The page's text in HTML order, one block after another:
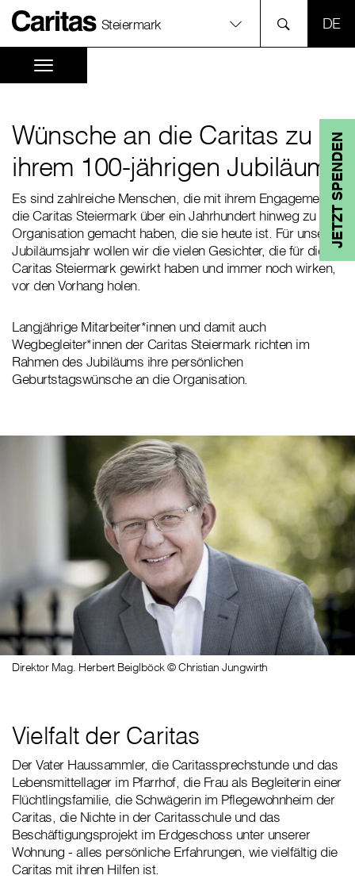
Steiermark
JETZT SPENDEN
Wünsche an die Caritas zu
ihrem 100-jährigen Jubiläum
Es sind zahlreiche Menschen, die mit ihrem Engagement
die Caritas Steiermark über ein Jahrhundert hinweg zu der
Organisation gemacht haben, die sie heute ist. Für unser
Jubiläumsjahr wollen wir die vielen Gesichter, die für die
Caritas Steiermark gewirkt haben und immer noch wirken,
vor den Vorhang holen.
Langjährige Mitarbeiter*innen und damit auch
Wegbegleiter*innen der Caritas Steiermark richten im
Rahmen des Jubiläums ihre persönlichen
Geburtstagswünsche an die Organisation.
Direktor Mag. Herbert Beiglböck © Christian Jungwirth
Vielfalt der Caritas
Der Vater Haussammler, die Caritassprechstunde und das
Lebensmittellager im Pfarrhof, die Frau als Begleiterin einer
Flüchtlingsfamilie, die Schwägerin im Pflegewohnheim der
Caritas, die Nichte in der Caritasschule und das
Beschäftigungsprojekt im Erdgeschoss unter unserer
Wohnung - alles persönliche Erfahrungen, wie vielfältig die
Caritas mit ihren Hilfen ist.